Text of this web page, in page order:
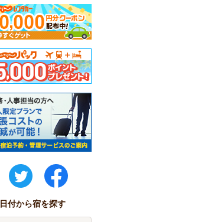
twitter
日付から宿を探す